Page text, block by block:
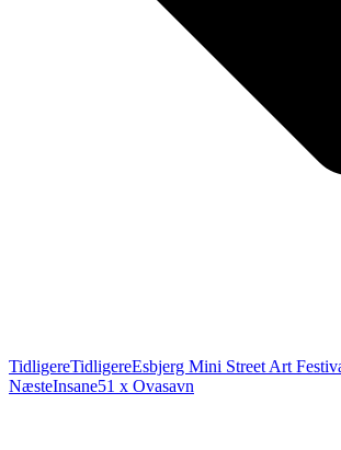
TidligereTidligereEsbjerg Mini Street Art
NæsteInsane51 x Ovasavn